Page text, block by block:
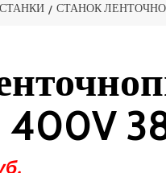
СТАНОК
400V